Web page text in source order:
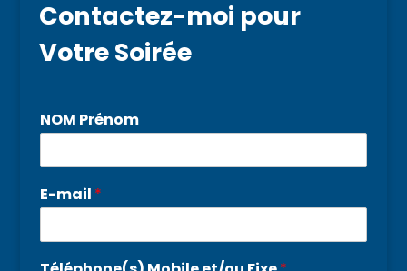
Contactez-moi pour
Votre Soirée
NOM Prénom
E-mail *